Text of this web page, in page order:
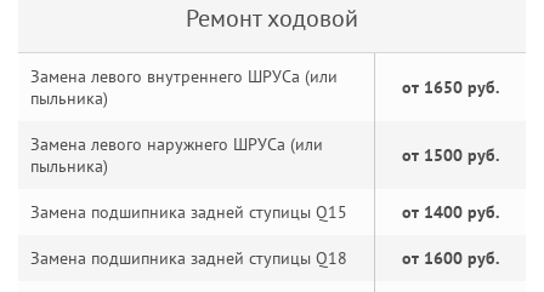
Ремонт ходовой
Замена левого внутреннего ШРУСа (или
пыльника)
от 1650 руб.
Замена левого наружнего ШРУСа (или
пыльника)
от 1500 руб.
Замена подшипника задней ступицы Q15 от 1400 руб.
Замена подшипника задней ступицы Q18 от 1600 руб.